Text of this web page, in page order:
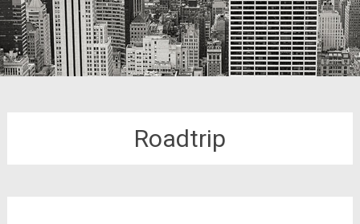
Roadtrip